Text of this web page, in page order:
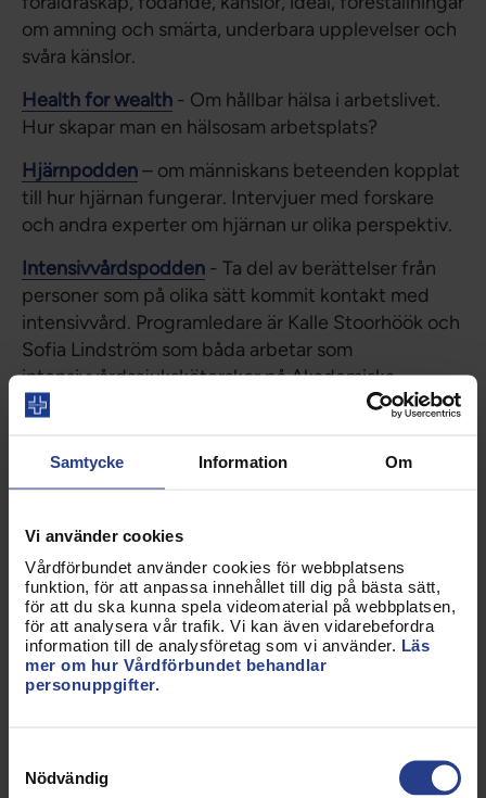
Samtycke Information Om
Vi använder cookies
Vårdförbundet använder cookies för webbplatsens
funktion, för att anpassa innehållet till dig på bästa sätt,
för att du ska kunna spela videomaterial på webbplatsen,
för att analysera vår trafik. Vi kan även vidarebefordra
information till de analysföretag som vi använder. Läs
mer om hur Vårdförbundet behandlar
personuppgifter.
Nödvändig
om amning och smärta, underbara upplevelser och
svåra känslor.
Health for wealth - Om hållbar hälsa i arbetslivet.
Hur skapar man en hälsosam arbetsplats?
Hjärnpodden– om människans beteenden kopplat
till hur hjärnan fungerar. Intervjuer med forskare
och andra experter om hjärnan ur olika perspektiv.
Intensivvårdspodden - Ta del av berättelser från
personer som på olika sätt kommit kontakt med
intensivvård. Programledare är Kalle Stoorhöök och
Sofia Lindström som båda arbetar som
intensivvårdssjuksköterskor på Akademiska
sjukhuset.
Sveriges radio P1 som tar upp vitt skilda ämnen som
Kära barn– Louise Hallin, legitimerad
psykoterapeut och barnmorska svarar på frågor om
barn och föräldraskap.
Medicinpodden– en podcast om symtom och
diagnoser. En dialog mellan far och dotter som
också blir ett samtal mellan en underläkare precis i